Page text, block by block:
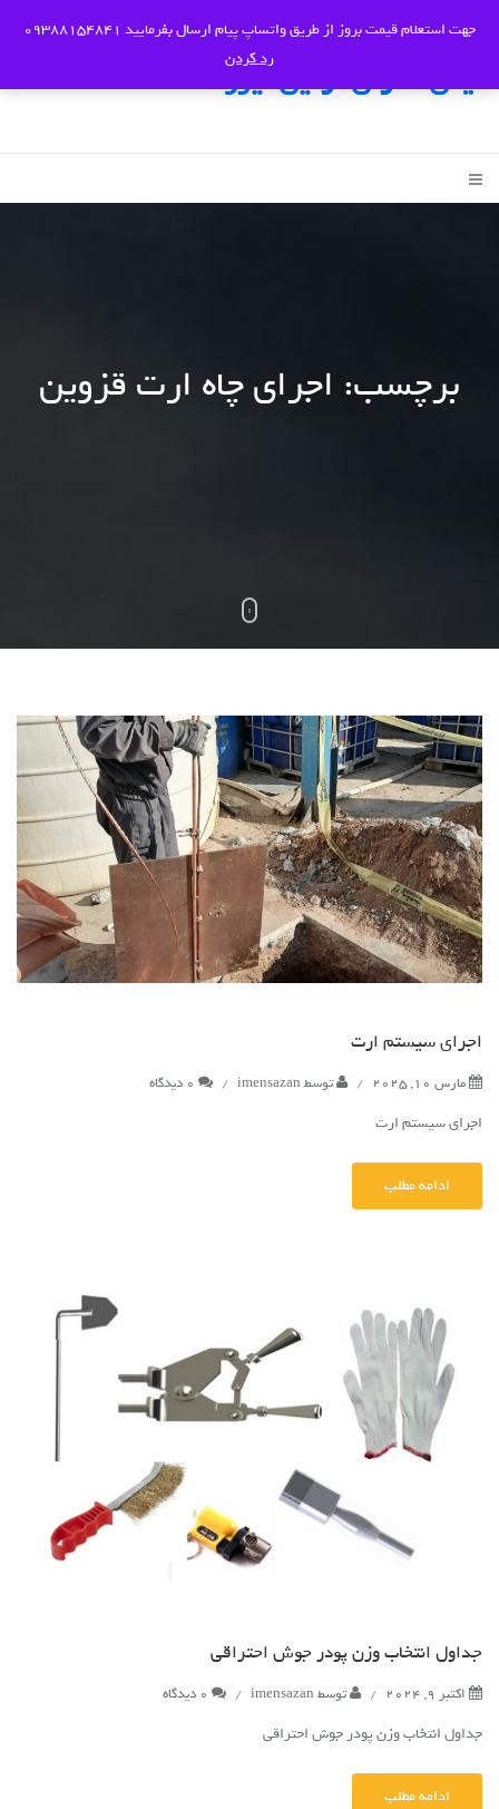
ایمن سازان آرتین نیرو
برچسب: اجرای چاه ارت قزوین
اجرای سیستم ارت
مارس 10, 2025 / توسط imensazan
/
اجرای سیستم ارت
ادامه مطلب
جداول انتخاب وزن پودر جوش احتراقی
اکتبر 9, 2024 / توسط imensazan
/
جداول انتخاب وزن پودر جوش احتراقی
ادامه مطلب
جهت استعلام قیمت بروز از طریق واتساپ پیام ارسال بفرمایید 09388154841
رد کردن